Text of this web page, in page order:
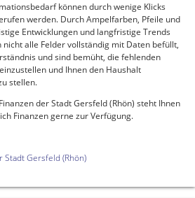
können durch wenige Klicks
werden. Durch Ampelfarben, Pfeile und
Entwicklungen und langfristige Trends
alle Felder vollständig mit Daten befüllt,
und sind bemüht, die fehlenden
und Ihnen den Haushalt
stellen.
der Stadt Gersfeld (Rhön) steht Ihnen
Finanzen gerne zur Verfügung.
Stadt Gersfeld (Rhön)